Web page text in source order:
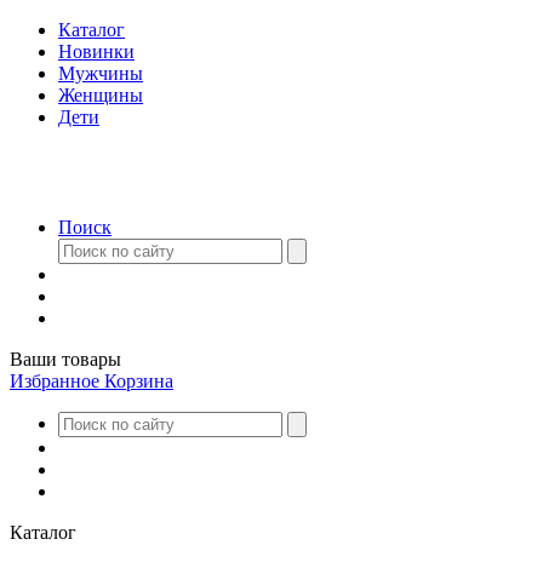
Каталог
Новинки
Мужчины
Женщины
Дети
Поиск
Ваши товары
Избранное Корзина
Каталог